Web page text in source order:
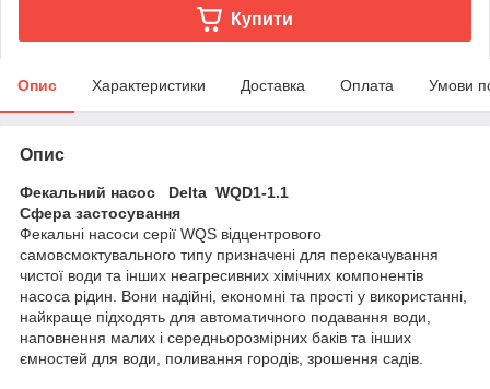
Купити
Опис Характеристики Доставка Оплата Умови
Опис
Фекальний насос
Delta WQD1-1.1
Сфера застосування
Фекальні насоси серії WQS відцентрового
самовсмоктувального типу призначені для перекачування
чистої води та інших неагресивних хімічних компонентів
насоса рідин. Вони надійні, економні та прості у використанні,
найкраще підходять для автоматичного подавання води,
наповнення малих і середньорозмірних баків та інших
ємностей для води, поливання городів, зрошення садів.